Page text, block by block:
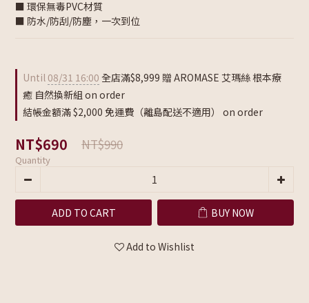
■ 環保無毒PVC材質
■ 防水/防刮/防塵，一次到位
Until 08/31 16:00 全店滿$8,999 贈 AROMASE 艾瑪絲 根本療
癒 自然換新組 on order
結帳金額滿 $2,000 免運費（離島配送不適用） on order
NT$690 NT$990
Quantity
ADD TO CART BUY NOW
Add to Wishlist